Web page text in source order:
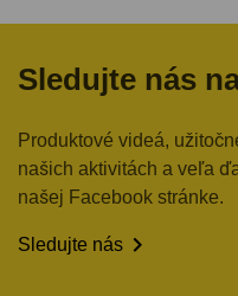
Sledujte nás
Produktové videá,
našich aktivitách a veľa
našej Facebook stránke.
Sledujte nás 